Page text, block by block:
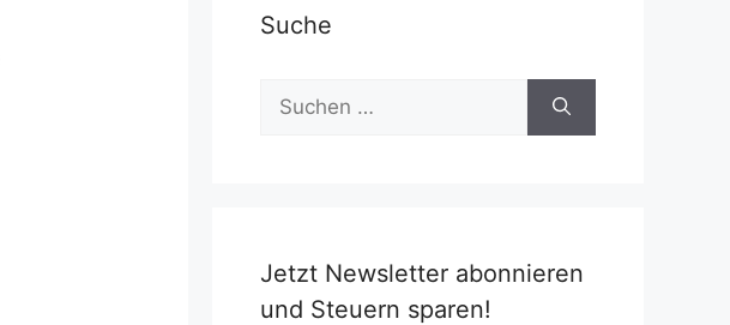
Suche
Suchen
nach:
Jetzt Newsletter abonnieren
und Steuern sparen!